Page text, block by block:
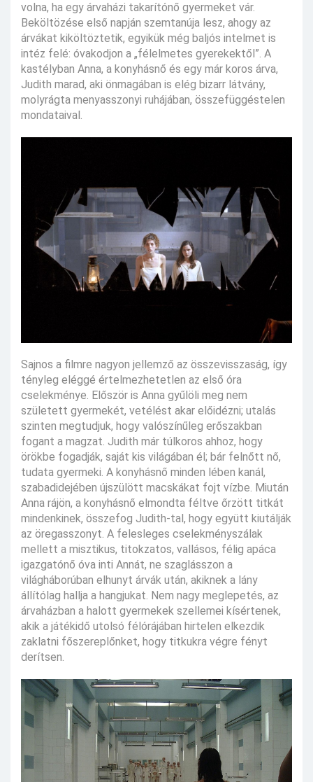
volna, ha egy árvaházi takarítónő gyermeket vár.
Beköltözése első napján szemtanúja lesz, ahogy az
árvákat kiköltöztetik, egyikük még baljós intelmet is
intéz felé: óvakodjon a „félelmetes gyerekektől”. A
kastélyban Anna, a konyhásnő és egy már koros árva,
Judith marad, aki önmagában is elég bizarr látvány,
molyrágta menyasszonyi ruhájában, összefüggéstelen
mondataival.
Sajnos a filmre nagyon jellemző az összevisszaság, így
tényleg eléggé értelmezhetetlen az első óra
cselekménye. Először is Anna gyűlöli meg nem
született gyermekét, vetélést akar előidézni; utalás
szinten megtudjuk, hogy valószínűleg erőszakban
fogant a magzat. Judith már túlkoros ahhoz, hogy
örökbe fogadják, saját kis világában él; bár felnőtt nő,
tudata gyermeki. A konyhásnő minden lében kanál,
szabadidejében újszülött macskákat fojt vízbe. Miután
Anna rájön, a konyhásnő elmondta féltve őrzött titkát
mindenkinek, összefog Judith-tal, hogy együtt kiutálják
az öregasszonyt. A felesleges cselekményszálak
mellett a misztikus, titokzatos, vallásos, félig apáca
igazgatónő óva inti Annát, ne szaglásszon a
világháborúban elhunyt árvák után, akiknek a lány
állítólag hallja a hangjukat. Nem nagy meglepetés, az
árvaházban a halott gyermekek szellemei kísértenek,
akik a játékidő utolsó félórájában hirtelen elkezdik
zaklatni főszereplőnket, hogy titkukra végre fényt
derítsen.